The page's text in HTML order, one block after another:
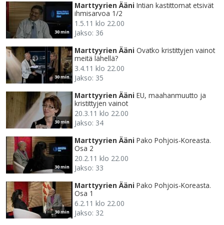
30 min
Marttyyrien Ääni Intian kastittomat etsivät
ihmisarvoa 1/2
1.5.11 klo 22.00
Jakso: 36
30 min
Marttyyrien Ääni Ovatko kristittyjen vainot
meitä lähellä?
3.4.11 klo 22.00
Jakso: 35
30 min
Marttyyrien Ääni EU, maahanmuutto ja
kristittyjen vainot
20.3.11 klo 22.00
Jakso: 34
30 min
Marttyyrien Ääni Pako Pohjois-Koreasta.
Osa 2
20.2.11 klo 22.00
Jakso: 33
30 min
Marttyyrien Ääni Pako Pohjois-Koreasta.
Osa 1
6.2.11 klo 22.00
Jakso: 32